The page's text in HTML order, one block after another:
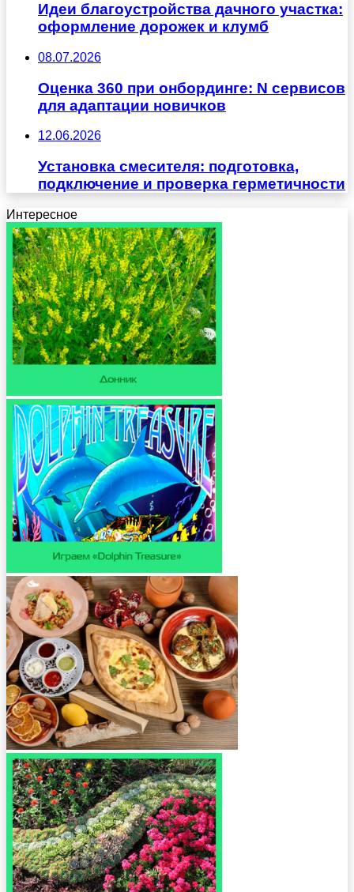
Идеи благоустройства дачного участка:
оформление дорожек и клумб
08.07.2026
Оценка 360 при онбординге: N сервисов
для адаптации новичков
12.06.2026
Установка смесителя: подготовка,
подключение и проверка герметичности
Интересное